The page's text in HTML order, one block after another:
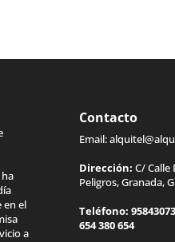
en el
a
Contacto
Email:
Dirección: C/ Calle
Peligros, Granada,
Teléfono:
654 380 654